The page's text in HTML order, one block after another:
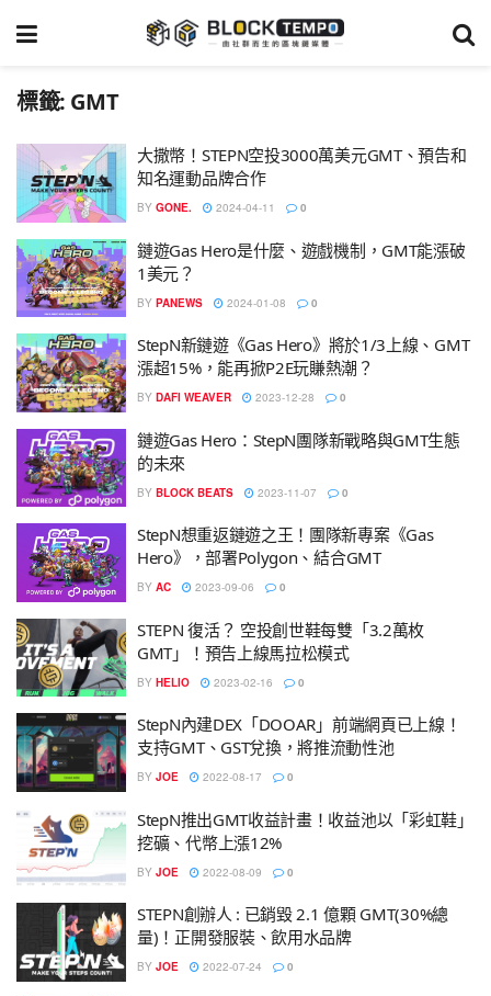
標籤: GMT
大撒幣！STEPN空投3000萬美元GMT、預告和
知名運動品牌合作
BY GONE. 2024-04-11 0
鏈遊Gas Hero是什麼、遊戲機制，GMT能漲破
1美元？
BY PANEWS 2024-01-08 0
StepN新鏈遊《Gas Hero》將於1/3上線、GMT
漲超15%，能再掀P2E玩賺熱潮？
BY DAFI WEAVER 2023-12-28 0
鏈遊Gas Hero：StepN團隊新戰略與GMT生態
的未來
BY BLOCK BEATS 2023-11-07 0
StepN想重返鏈遊之王！團隊新專案《Gas
Hero》，部署Polygon、結合GMT
BY AC 2023-09-06 0
STEPN 復活？ 空投創世鞋每雙「3.2萬枚
GMT」！預告上線馬拉松模式
BY HELIO 2023-02-16 0
StepN內建DEX「DOOAR」前端網頁已上線！
支持GMT、GST兌換，將推流動性池
BY JOE 2022-08-17 0
StepN推出GMT收益計畫！收益池以「彩虹鞋」
挖礦、代幣上漲12%
BY JOE 2022-08-09 0
STEPN創辦人 : 已銷毀 2.1 億顆 GMT(30%總
量)！正開發服裝、飲用水品牌
BY JOE 2022-07-24 0